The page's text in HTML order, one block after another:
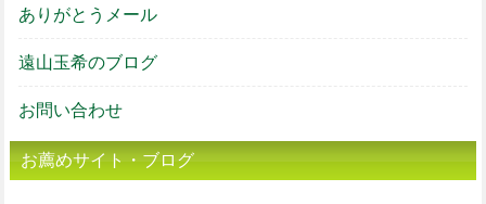
ありがとうメール
遠山玉希のブログ
お問い合わせ
お薦めサイト・ブログ